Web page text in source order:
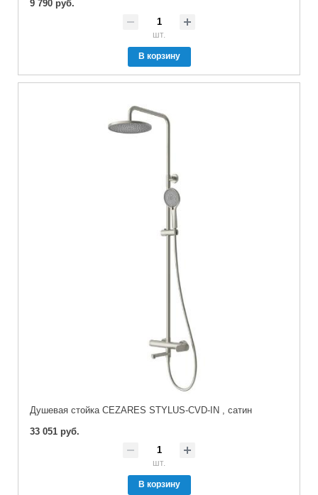
9 790 руб.
шт.
В корзину
Душевая стойка CEZARES STYLUS-CVD-IN , сатин
33 051 руб.
шт.
В корзину